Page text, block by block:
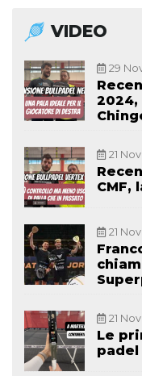
VIDEO
29
2024,
21
CMF,
21
21
Le
padel